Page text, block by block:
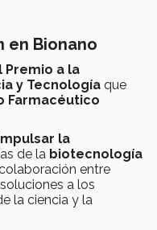
en Bionano
a la
y Tecnología que
Farmacéutico
la
de la biotecnología
entre
a los
la ciencia y la